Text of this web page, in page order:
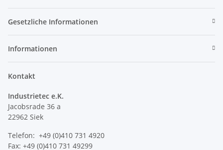
Gesetzliche Informationen
Informationen
Kontakt
Industrietec e.K.
Jacobsrade 36 a
22962 Siek
Telefon: +49 (0)410 731 4920
Fax: +49 (0)410 731 49299